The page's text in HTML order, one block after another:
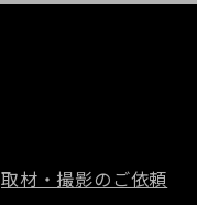
取材・撮影のご依頼